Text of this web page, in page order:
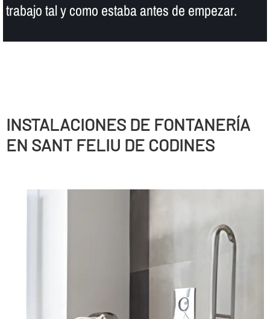
trabajo tal y como estaba antes de empezar.
INSTALACIONES DE FONTANERÍ­A
EN SANT FELIU DE CODINES